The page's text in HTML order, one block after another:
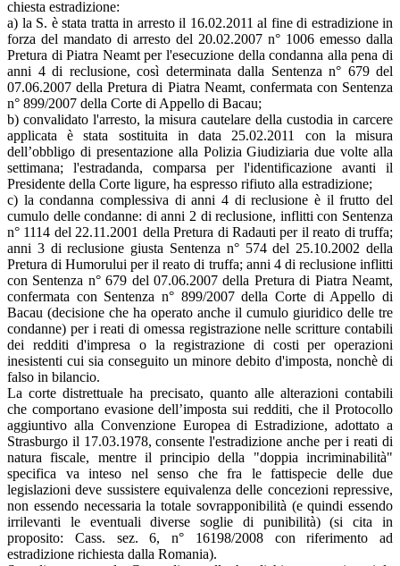
chiesta estradizione:
a) la S. è stata tratta in arresto il 16.02.2011 al fine di estradizione in
forza del mandato di arresto del 20.02.2007 n° 1006 emesso dalla
Pretura di Piatra Neamt per l'esecuzione della condanna alla pena di
anni 4 di reclusione, così determinata dalla Sentenza n° 679 del
07.06.2007 della Pretura di Piatra Neamt, confermata con Sentenza
n° 899/2007 della Corte di Appello di Bacau;
b) convalidato l'arresto, la misura cautelare della custodia in carcere
applicata è stata sostituita in data 25.02.2011 con la misura
dell’obbligo di presentazione alla Polizia Giudiziaria due volte alla
settimana; l'estradanda, comparsa per l'identificazione avanti il
Presidente della Corte ligure, ha espresso rifiuto alla estradizione;
c) la condanna complessiva di anni 4 di reclusione è il frutto del
cumulo delle condanne: di anni 2 di reclusione, inflitti con Sentenza
n° 1114 del 22.11.2001 della Pretura di Radauti per il reato di truffa;
anni 3 di reclusione giusta Sentenza n° 574 del 25.10.2002 della
Pretura di Humorului per il reato di truffa; anni 4 di reclusione inflitti
con Sentenza n° 679 del 07.06.2007 della Pretura di Piatra Neamt,
confermata con Sentenza n° 899/2007 della Corte di Appello di
Bacau (decisione che ha operato anche il cumulo giuridico delle tre
condanne) per i reati di omessa registrazione nelle scritture contabili
dei redditi d'impresa o la registrazione di costi per operazioni
inesistenti cui sia conseguito un minore debito d'imposta, nonchè di
falso in bilancio.
La corte distrettuale ha precisato, quanto alle alterazioni contabili
che comportano evasione dell’imposta sui redditi, che il Protocollo
aggiuntivo alla Convenzione Europea di Estradizione, adottato a
Strasburgo il 17.03.1978, consente l'estradizione anche per i reati di
natura fiscale, mentre il principio della "doppia incriminabilità"
specifica va inteso nel senso che fra le fattispecie delle due
legislazioni deve sussistere equivalenza delle concezioni repressive,
non essendo necessaria la totale sovrapponibilità (e quindi essendo
irrilevanti le eventuali diverse soglie di punibilità) (si cita in
proposito: Cass. sez. 6, n° 16198/2008 con riferimento ad
estradizione richiesta dalla Romania).